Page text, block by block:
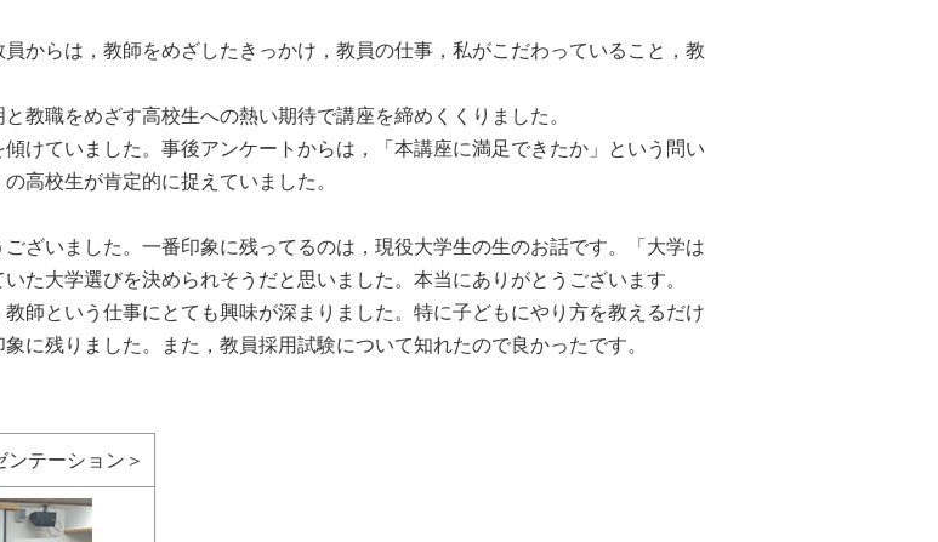
からは，教師をめざしたきっかけ，教員の仕事，私がこだわっていること，教
教職をめざす高校生への熱い期待で講座を締めくくりました。
けていました。事後アンケートからは，「本講座に満足できたか」という問い
高校生が肯定的に捉えていました。
ざいました。一番印象に残ってるのは，現役大学生の生のお話です。「大学は
た大学選びを決められそうだと思いました。本当にありがとうございます。
師という仕事にとても興味が深まりました。特に子どもにやり方を教えるだけ
に残りました。また，教員採用試験について知れたので良かったです。
ンテーション＞